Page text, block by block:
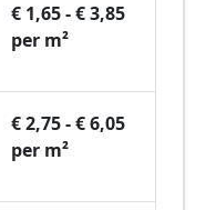
€ 1,65 - € 3,85
per m²
€ 2,75 - € 6,05
per m²